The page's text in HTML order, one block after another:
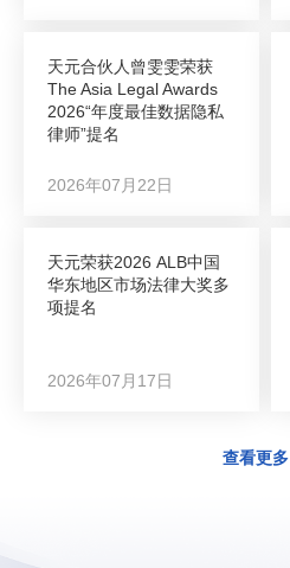
天元合伙人曾雯雯荣获
The Asia Legal Awards
2026“年度最佳数据隐私
律师”提名
2026年07月22日
天元荣获2026 ALB中国
华东地区市场法律大奖多
项提名
2026年07月17日
查看更多